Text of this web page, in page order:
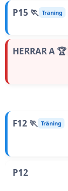
P15 🏃 Träning
HERRAR A 🏆
F12 🏃 Träning
P12